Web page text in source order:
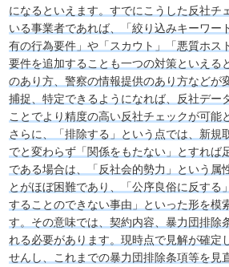
になるといえます。すでにこうした反社チ
いる事業者であれば、「絞り込みキーワー
有の行為要件」や「スカウト」「悪質ホス
要件を追加することも一つの対策といえる
のあり方、警察の情報提供のあり方などが
捕捉、特定できるようになれば、反社デー
ことでより精度の高い反社チェックが可能
さらに、「排除する」という点では、新規
でと変わらず「関係をもたない」とすれば
である場合は、「反社会的勢力」という属
とがほぼ困難であり、「公序良俗に反する
することのできない事由」といった形を模
す。その意味では、契約内容、暴力団排除
れる必要があります。現時点で見解が確定
せんし、これまでの暴力団排除条項等を見